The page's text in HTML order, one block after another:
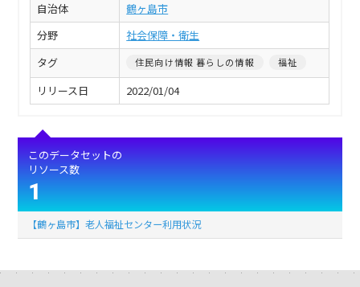
自治体
鶴ヶ島市
分野
社会保障・衛生
タグ
住民向け情報 暮らしの情報 福祉
リリース日 2022/01/04
このデータセットの
リソース数
1
【鶴ヶ島市】老人福祉センター利用状況